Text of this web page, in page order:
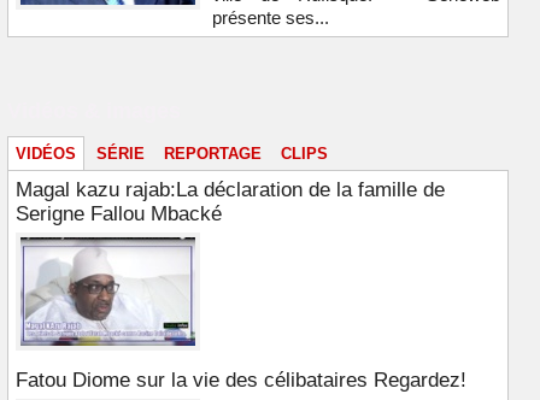
présente ses...
VIDÉOS SÉRIE REPORTAGE CLIPS
Magal kazu rajab:La déclaration de la famille de
Serigne Fallou Mbacké
Fatou Diome sur la vie des célibataires Regardez!